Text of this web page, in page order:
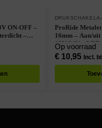
ON-OFF –
–
ProRide
16mm – Aan/
12V/24V –
Op voorraad
€10,95 Incl.